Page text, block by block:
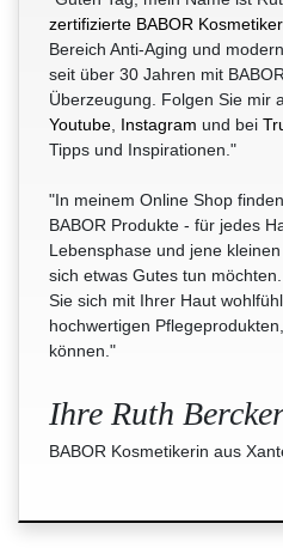
zertifizierte BABOR
Bereich Anti-Aging und
seit über 30 Jahren mit
Überzeugung. Folgen Sie mir
Youtube Instagram und bei
Tipps und Inspirationen."
"In meinem Online Shop
BABOR Produkte - für jedes
Lebensphase und jene
sich etwas Gutes tun
Sie sich mit Ihrer Haut
hochwertigen
können."
Ihre Ruth
BABOR Kosmetikerin aus